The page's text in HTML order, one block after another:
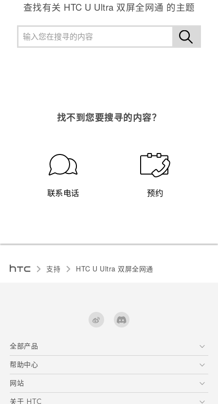
查找有关 HTC U Ultra 双屏全网通 的主题
找不到您要搜寻的内容？
联系电话 预约
支持 HTC U Ultra 双屏全网通‎
全部产品
区块链智能手机
VIVE
帮助中心
在线客服
支援与服务
网站
HTC Dev
关于 HTC